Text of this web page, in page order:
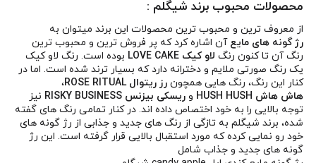
محصولات محبوب برند شیگلم :
از معروف ترین و محبوب ترین محصولات این برند میتوان به
رژ گونه های مایع آن اشاره کرد که پر فروش ترین و محبوب ترین
رنگ آن تا کنون رنگ لاو کیک LOVE CAKE
بوده است. رنگ لاو کیک
یک رنگ صورتی ملایم و دخترانه دارد که بسیار ترند شده است. اما در
کنار این رنگ، رنگ هایی همچون رز ریتوال ROSE RITUAL
،
هاش هاش HUSH HUSH
و ریسکی بیزنس RISKY BUSINESS
نیز
توجه بالایی را به خود اختصاص داده اند. در کنار تمامی رنگ های گفته
شده، برند شیگلم به تازگی از رنگ های جدید و جذابی از رژ گونه های
خود رو نمایی کرده که مورد استقبال بالایی قرار گرفته است. این رژ
گونه های جدید و جذاب شامل